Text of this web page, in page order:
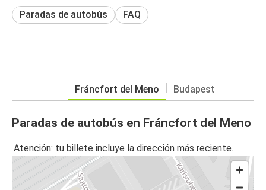
Paradas de autobús FAQ
Fráncfort del Meno Budapest
Paradas de autobús en Fráncfort del Meno
Atención: tu billete incluye la dirección más reciente.